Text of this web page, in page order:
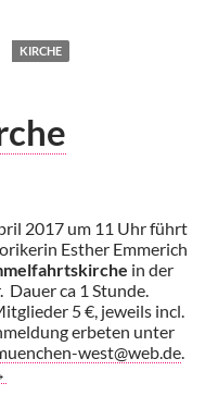
KIRCHE
2017 um 11 Uhr führt
Esther Emmerich
in der
Dauer ca 1 Stunde.
5 €, jeweils incl.
erbeten unter
west@web.de.
Himmelfahrtskirche